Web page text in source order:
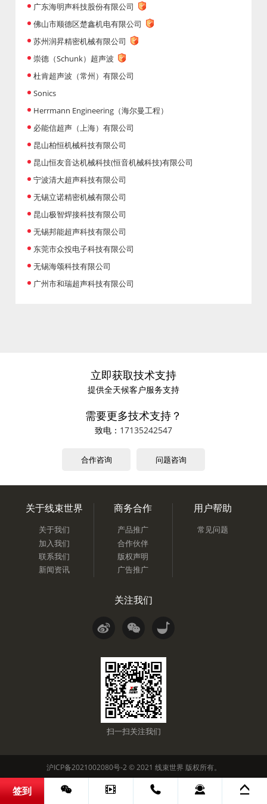
广东海明声科技股份有限公司
佛山市顺德区楚鑫机电有限公司
苏州润昇精密机械有限公司
崇德（Schunk）超声波
杜肯超声波（常州）有限公司
Sonics
Herrmann Engineering（海尔曼工程）
必能信超声（上海）有限公司
昆山柏恒机械科技有限公司
昆山恒友音达机械科技(恒音机械科技)有限公司
宁波清大超声科技有限公司
无锡立诺精密机械有限公司
昆山极智焊接科技有限公司
无锡邦能超声科技有限公司
东莞市众投电子科技有限公司
无锡海颂科技有限公司
广州市和瑞超声科技有限公司
立即获取技术支持
提供全天候客户服务支持
需要更多技术支持？
致电： 17135242547
合作咨询 问题咨询
关于线束世界
关于我们
加入我们
联系我们
新闻资讯
商务合作
产品推广
合作伙伴
版权声明
广告推广
用户帮助
常见问题
关注我们
扫一扫关注我们
沪ICP备2021002080号-2 © 2021 线束世界 版权所有。
签到